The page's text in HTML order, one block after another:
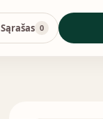
Sąrašas 0